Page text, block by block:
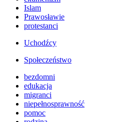
Islam
Prawosławie
protestanci
Uchodźcy
Społeczeństwo
bezdomni
edukacja
migranci
niepełnosprawność
pomoc